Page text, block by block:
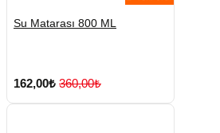
Su Matarası 800 ML
162,00₺ 360,00₺